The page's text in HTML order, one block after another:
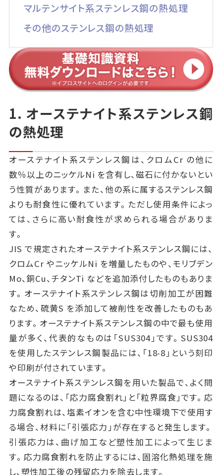
マルテンサイト系ステンレス鋼の熱処理
その他のステンレス鋼の熱処理
1. オーステナイト系ステンレス鋼
の熱処理
オーステナイト系ステンレス鋼は、クロムCr の他に
数％以上のニッケルNi を含有し、磁石に付かないとい
う性質があります。また、他の系に属するステンレス鋼
よりも耐食性に優れています。ただし使用条件によっ
ては、さらに高い耐食性が求められる場合がありま
す。
JIS で規定されたオーステナイト系ステンレス鋼には、
クロムCr やニッケルNi を増量したものや、モリブデン
Mo、銅Cu、チタンTi などを追加添付したものもありま
す。オーステナイト系ステンレス鋼は切削加工が困難
なため、硫黄S を添加して被削性を改善したものもあ
ります。オーステナイト系ステンレス鋼の中で最も使用
量が多く、代表的なものは「SUS304」です。SUS304
を使用したステンレス鋼製品には、「18-8」という刻印
や印刷が付されています。
オーステナイト系ステンレス鋼を用いた製品で、よく問
題になるのは、「応力腐食割れ」と「粒界腐食」です。応
力腐食割れは、塩素イオンを含む中性環境下で使用す
る場合、材料に「引張応力」が存在すると発生します。
引張応力は、曲げ加工など塑性加工によって生じま
す。応力腐食割れを防止するには、固溶化熱処理を施
し、塑性加工後の残留応力を除去します。